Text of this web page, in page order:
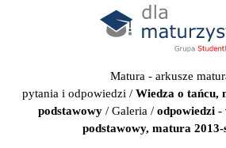
Matura - arkusze
pytania i odpowiedzi / Wiedza o tańcu,
podstawowy/ Galeria / odpowiedzi -
podstawowy, matura